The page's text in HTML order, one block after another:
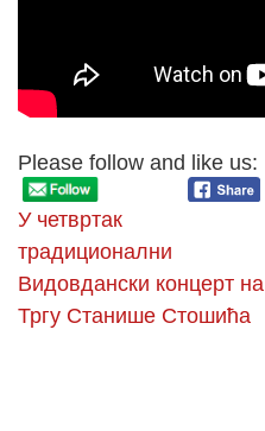
Please follow and like us:
У четвртак
традиционални
Видовдански концерт на
Тргу Станише Стошића